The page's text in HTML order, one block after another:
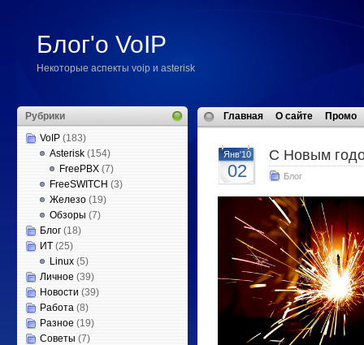
Блог'о VoIP
Некоторые аспекты voip и asterisk
Рубрики
VoIP (183)
Asterisk (154)
FreePBX (7)
FreeSWITCH (3)
Железо (19)
Обзоры (7)
Блог (18)
ИТ (25)
Linux (5)
Личное (39)
Новости (39)
Работа (8)
Разное (19)
Советы (7)
Главная О сайте Промо
Янв'10
02
С Новым
Блог